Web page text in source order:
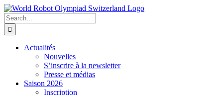
Skip
to
content
Search
for:
Actualités
Nouvelles
S’inscrire à la newsletter
Presse et médias
Saison 2026
Inscription